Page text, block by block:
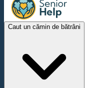
Caut un cămin de bătrâni